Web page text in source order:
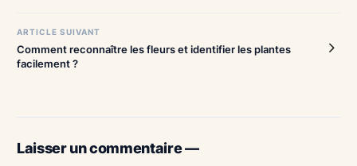
ARTICLE SUIVANT
Comment reconnaître les fleurs et identifier les plantes
facilement ?
Laisser un commentaire —